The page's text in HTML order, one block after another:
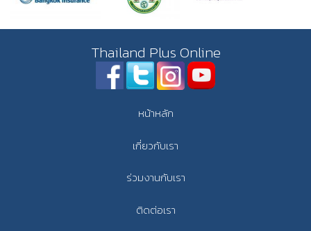
Thailand Plus Online
หน้าหลัก
เกี่ยวกับเรา
ร่วมงานกับเรา
ติดต่อเรา